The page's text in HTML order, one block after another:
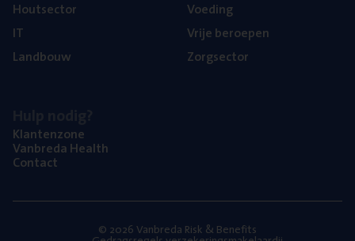
Hout­sec­tor
IT
Land­bouw
Voe­ding
Vrije beroe­pen
Zorg­sec­tor
Klan­ten­zo­ne
Van­b­re­da Health
Con­tact
© 2026 Vanbreda Risk & Benefits